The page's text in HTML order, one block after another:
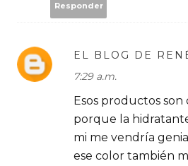
Responder
EL BLOG DE
7:29 a.m.
Esos productos son
porque la
mi me vendría
ese color también